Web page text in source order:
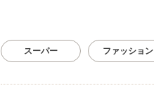
スーパー ファッション